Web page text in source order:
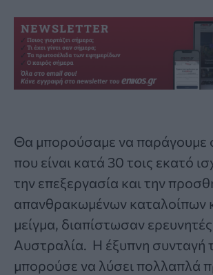
Θα μπορούσαμε να παράγουμε
που είναι κατά 30 τοις εκατό
την επεξεργασία και την
απανθρακωμένων καταλοίπων
μείγμα, διαπίστωσαν
Αυστραλία. Η έξυπνη συνταγή
μπορούσε να λύσει πολλαπλά